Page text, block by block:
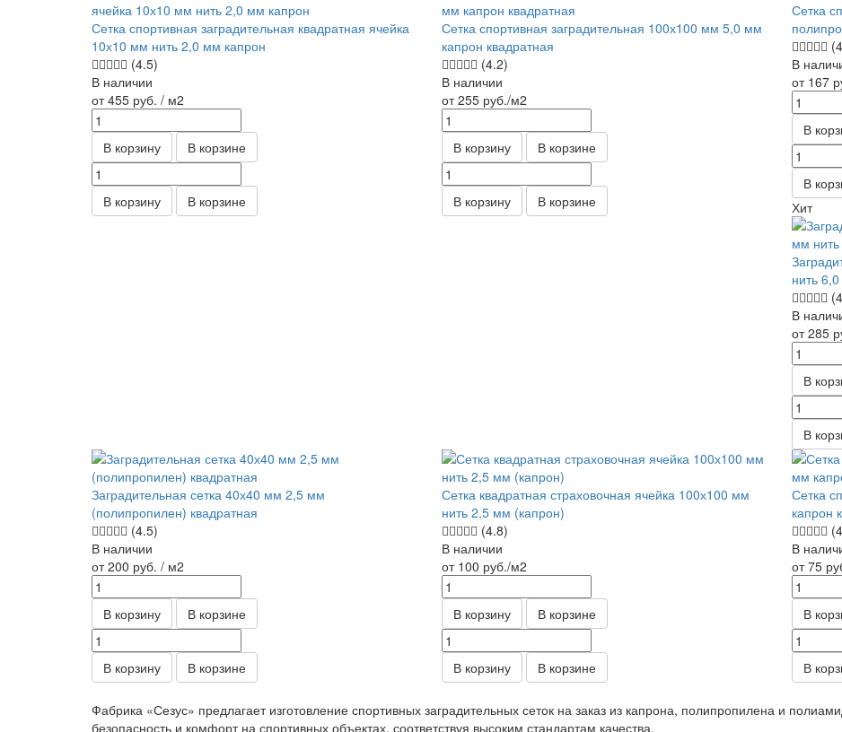
Сетка спортивная заградительная квадратная ячейка
10х10 мм нить 2,0 мм капрон
(4.5)
В наличии
от 455 руб. / м2
В корзину В корзине
В корзину В корзине
Сетка спортивная заградительная 100х100 мм 5,0 мм
капрон квадратная
(4.2)
В наличии
от 255 руб./м2
В корзину В корзине
В корзину В корзине
Сетка
В
от 167
В
В
Хит
нить
В
от 285
В
В
Заградительная сетка 40х40 мм 2,5 мм
(полипропилен) квадратная
(4.5)
В наличии
от 200 руб. / м2
В корзину В корзине
В корзину В корзине
Сетка квадратная страховочная ячейка 100х100 мм
нить 2,5 мм (капрон)
(4.8)
В наличии
от 100 руб./м2
В корзину В корзине
В корзину В корзине
Сетка
капрон
В
от 75
В
В
Фабрика «Сезус» предлагает изготовление спортивных заградительных сеток на заказ из капрона, полипропилена и
безопасность и комфорт на спортивных объектах, соответствуя высоким стандартам качества.